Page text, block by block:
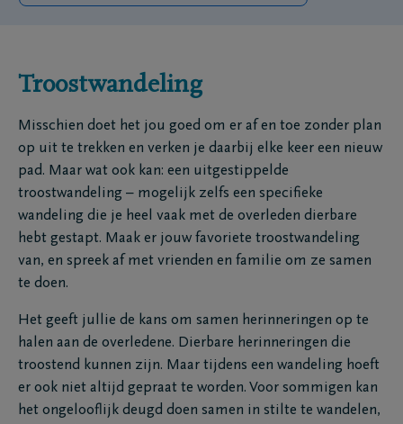
Troostwandeling
Misschien doet het jou goed om er af en toe zonder plan
op uit te trekken en verken je daarbij elke keer een nieuw
pad. Maar wat ook kan: een uitgestippelde
troostwandeling – mogelijk zelfs een specifieke
wandeling die je heel vaak met de overleden dierbare
hebt gestapt. Maak er jouw favoriete troostwandeling
van, en spreek af met vrienden en familie om ze samen
te doen.
Het geeft jullie de kans om samen herinneringen op te
halen aan de overledene. Dierbare herinneringen die
troostend kunnen zijn. Maar tijdens een wandeling hoeft
er ook niet altijd gepraat te worden. Voor sommigen kan
het ongelooflijk deugd doen samen in stilte te wandelen,